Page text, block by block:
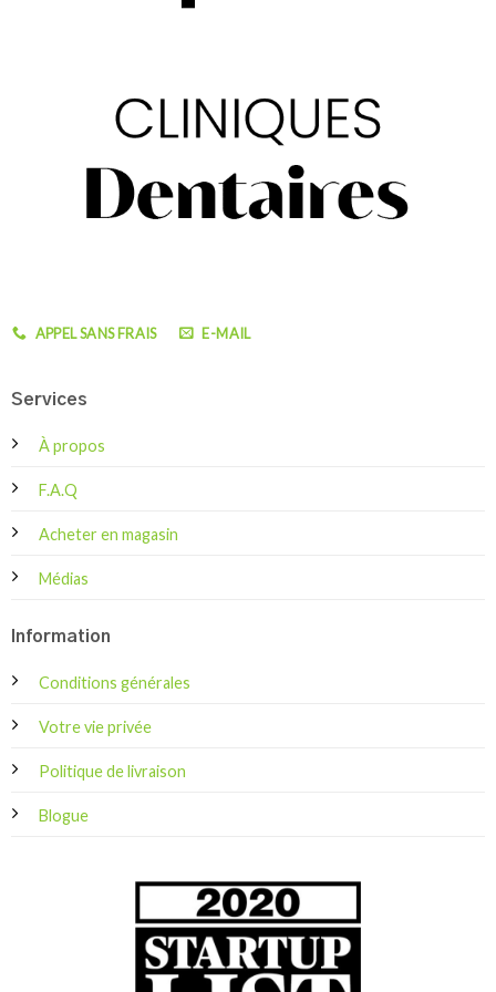
APPEL SANS FRAIS E-MAIL
Services
À propos
F.A.Q
Acheter en magasin
Médias
Information
Conditions générales
Votre vie privée
Politique de livraison
Blogue